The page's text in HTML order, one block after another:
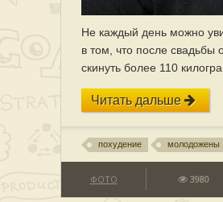
Не каждый день можно
в том, что после свадьбы
скинуть более 110
Читать дальше
похудение молодожены
ФОТО 3980